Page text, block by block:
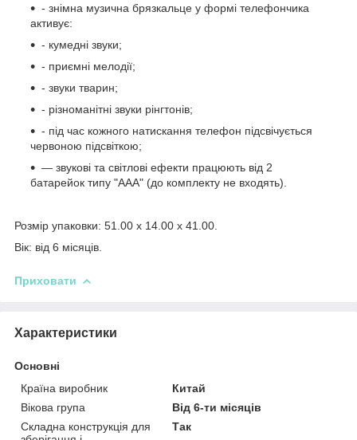
- знімна музична брязкальце у формі телефончика
активує:
- кумедні звуки;
- приємні мелодії;
- звуки тварин;
- різноманітні звуки рінгтонів;
- під час кожного натискання телефон підсвічується
червоною підсвіткою;
— звукові та світлові ефекти працюють від 2
батарейок типу "ААА" (до комплекту не входять).
Розмір упаковки: 51.00 x 14.00 x 41.00.
Вік: від 6 місяців.
Приховати
Характеристики
Основні
Країна виробник
Китай
Вікова група
Від 6-ти місяців
Складна конструкція для
Так